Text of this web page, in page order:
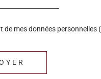
mes données personnelles